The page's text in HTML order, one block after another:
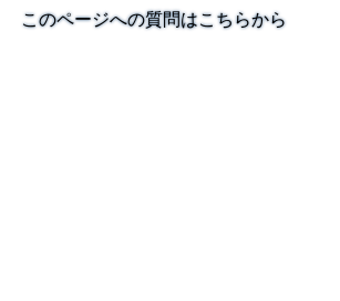
このページへの質問はこちらから
このサイトについて
長崎県庁